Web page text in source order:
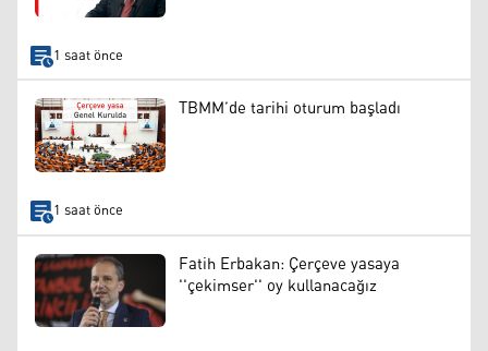
1 saat önce
TBMM’de tarihi oturum başladı
1 saat önce
Fatih Erbakan: Çerçeve yasaya
''çekimser'' oy kullanacağız